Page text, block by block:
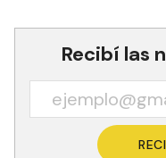
Recibí las